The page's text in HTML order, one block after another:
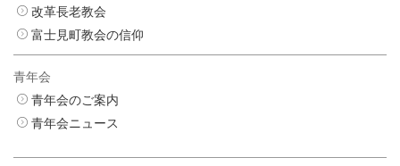
改革長老教会
富士見町教会の信仰
青年会
青年会のご案内
青年会ニュース